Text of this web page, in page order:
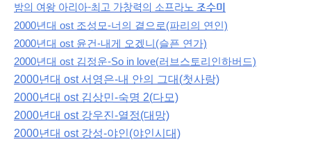
밤의 여왕 아리아-최고 가창력의 소프라노 조수미
2000년대 ost 조성모-너의 곁으로(파리의 연인)
2000년대 ost 윤건-내게 오겠니(슬픈 연가)
2000년대 ost 김정운-So in love(러브스토리인하버드)
2000년대 ost 서영은-내 안의 그대(첫사랑)
2000년대 ost 김상민-숙명 2(다모)
2000년대 ost 강우진-열정(대망)
2000년대 ost 강성-야인(야인시대)